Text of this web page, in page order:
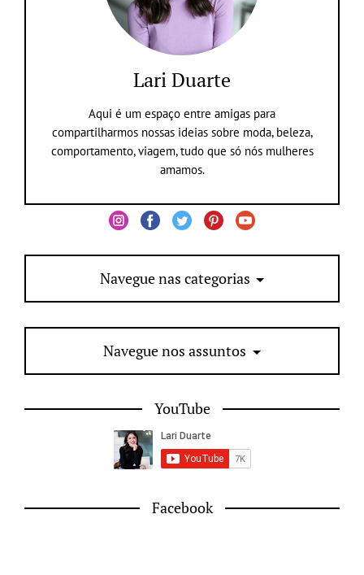
Lari Duarte
Aqui é um espaço entre amigas para
compartilharmos nossas ideias sobre moda, beleza,
comportamento, viagem, tudo que só nós mulheres
amamos.
Navegue nas categorias
Navegue nos assuntos
YouTube
Facebook